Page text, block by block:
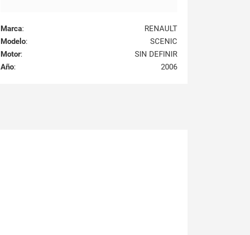
Marca:
RENAULT
Modelo:
SCENIC
Motor:
SIN DEFINIR
Año: 2006